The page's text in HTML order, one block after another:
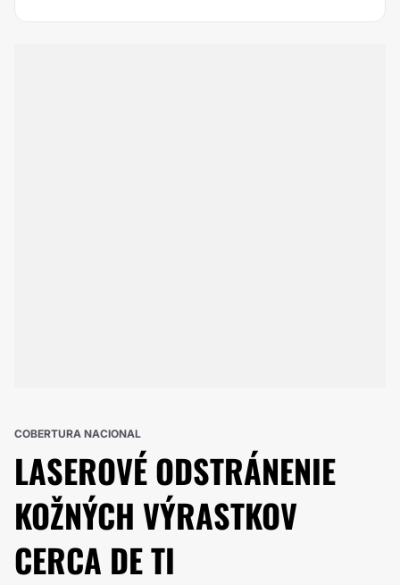
COBERTURA NACIONAL
LASEROVÉ ODSTRÁNENIE
KOŽNÝCH VÝRASTKOV
CERCA DE TI